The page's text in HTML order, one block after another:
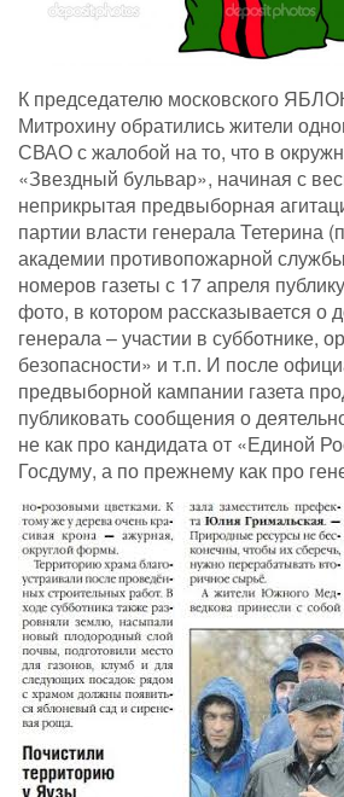
К председателю московского
Митрохину обратились жители
СВАО с жалобой на то, что в
«Звездный бульвар», начиная с
неприкрытая предвыборная
партии власти генерала Тетерина
академии противопожарной
номеров газеты с 17 апреля
фото, в котором рассказывается о
генерала – участии в субботнике,
безопасности» и т.п. И после
предвыборной кампании газета
публиковать сообщения о
не как про кандидата от «Единой
Госдуму, а по прежнему как про